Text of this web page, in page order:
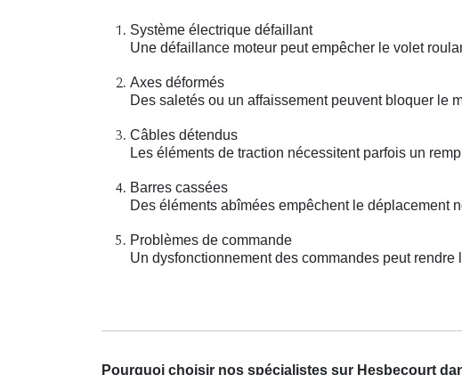
Système électrique défaillant
Une défaillance moteur peut empêcher le volet
Axes déformés
Des saletés ou un affaissement peuvent bloquer le
Câbles détendus
Les éléments de traction nécessitent parfois un
Barres cassées
Des éléments abîmées empêchent le déplacement
Problèmes de commande
Un dysfonctionnement des commandes peut
Pourquoi choisir nos spécialistes sur Hesbecourt